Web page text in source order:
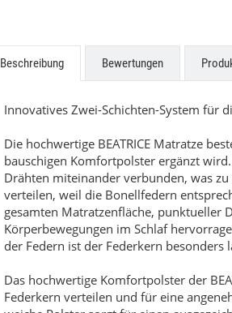
Beschreibung Bewertungen
Innovatives Zwei-Schichten-System für
Die hochwertige BEATRICE Matratze
bauschigen Komfortpolster ergänzt
Drähten miteinander verbunden, was
verteilen, weil die Bonellfedern
gesamten Matratzenfläche, punktueller
Körperbewegungen im Schlaf
der Federn ist der Federkern besonders
Das hochwertige Komfortpolster der
Federkern verteilen und für eine
Elizabeth
ab599,00 € *